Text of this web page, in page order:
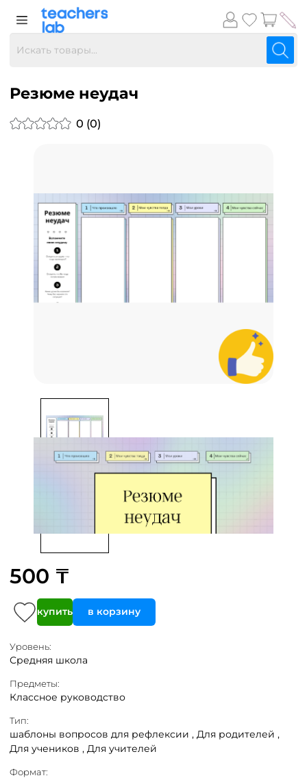
Резюме неудач
0 (0)
500 ₸
купить в корзину
Уровень:
Средняя школа
Предметы:
Классное руководство
Тип:
шаблоны вопросов для рефлексии , Для родителей ,
Для учеников , Для учителей
Формат: